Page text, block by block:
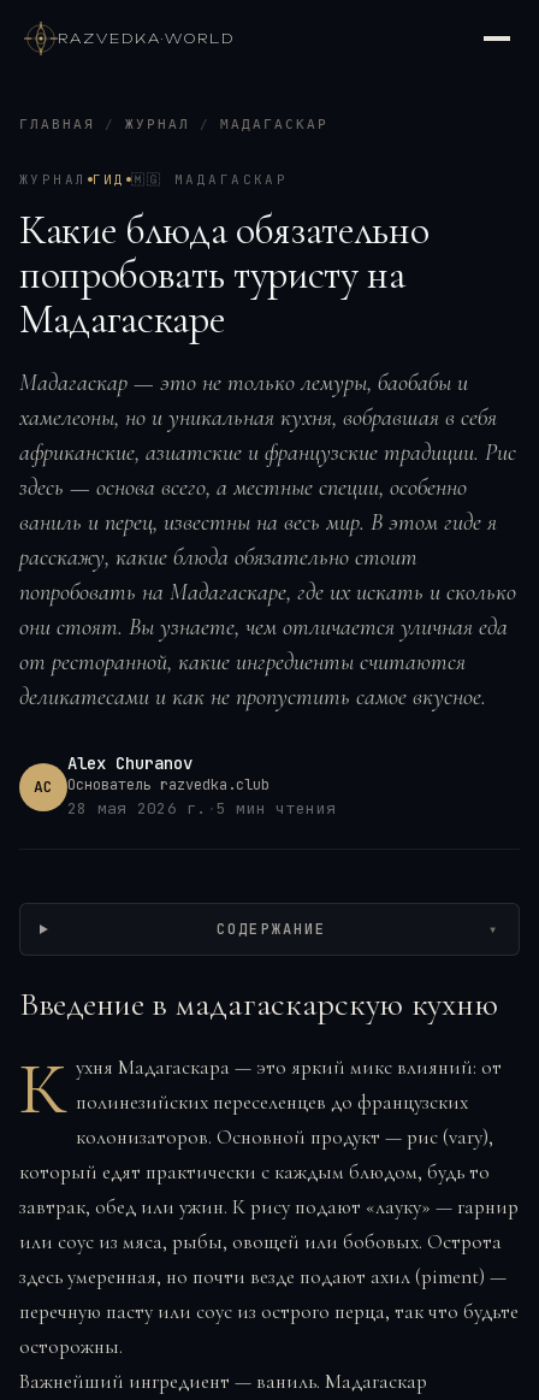
RAZVEDKA·WORLD
ГЛАВНАЯ / ЖУРНАЛ / МАДАГАСКАР
ЖУРНАЛ ГИД 🇲🇬 МАДАГАСКАР
Какие блюда обязательно
попробовать туристу на
Мадагаскаре
Мадагаскар — это не только лемуры, баобабы и
хамелеоны, но и уникальная кухня, вобравшая в себя
африканские, азиатские и французские традиции. Рис
здесь — основа всего, а местные специи, особенно
ваниль и перец, известны на весь мир. В этом гиде я
расскажу, какие блюда обязательно стоит
попробовать на Мадагаскаре, где их искать и сколько
они стоят. Вы узнаете, чем отличается уличная еда
от ресторанной, какие ингредиенты считаются
деликатесами и как не пропустить самое вкусное.
AC
Alex Churanov
Основатель razvedka.club
28 мая 2026 г. · 5 мин чтения
СОДЕРЖАНИЕ ▾
Введение в мадагаскарскую кухню
К ухня Мадагаскара — это яркий микс влияний: от
полинезийских переселенцев до французских
колонизаторов. Основной продукт — рис (vary),
который едят практически с каждым блюдом, будь то
завтрак, обед или ужин. К рису подают «лауку» — гарнир
или соус из мяса, рыбы, овощей или бобовых. Острота
здесь умеренная, но почти везде подают ахил (piment) —
перечную пасту или соус из острого перца, так что будьте
осторожны.
Важнейший ингредиент — ваниль. Мадагаскар